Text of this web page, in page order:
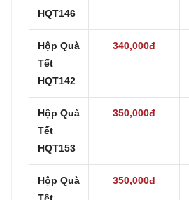
HQT146
Hộp Quà
Tết
HQT142
340,000đ
Hộp Quà
Tết
HQT153
350,000đ
Hộp Quà
350,000đ